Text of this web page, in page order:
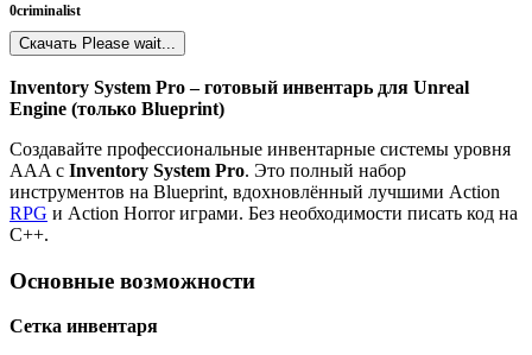
0criminalist
Скачать Please wait...
Inventory System Pro – готовый инвентарь для Unreal
Engine (только Blueprint)
Создавайте профессиональные инвентарные системы уровня
AAA с Inventory System Pro. Это полный набор
инструментов на Blueprint, вдохновлённый лучшими Action
RPG и Action Horror играми. Без необходимости писать код на
C++.
Основные возможности
Сетка инвентаря